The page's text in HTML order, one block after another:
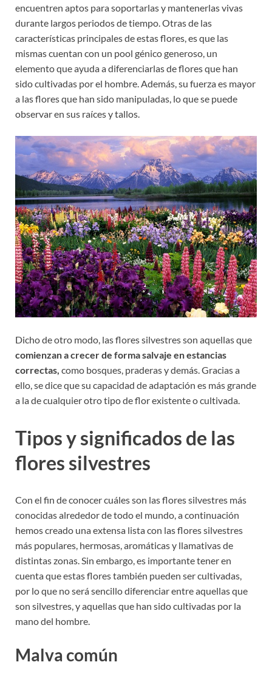
encuentren aptos para soportarlas y mantenerlas vivas
durante largos periodos de tiempo. Otras de las
características principales de estas flores, es que las
mismas cuentan con un pool génico generoso, un
elemento que ayuda a diferenciarlas de flores que han
sido cultivadas por el hombre. Además, su fuerza es mayor
a las flores que han sido manipuladas, lo que se puede
observar en sus raíces y tallos.
Dicho de otro modo, las flores silvestres son aquellas que
comienzan a crecer de forma salvaje en estancias
correctas, como bosques, praderas y demás. Gracias a
ello, se dice que su capacidad de adaptación es más grande
a la de cualquier otro tipo de flor existente o cultivada.
Tipos y significados de las
flores silvestres
Con el fin de conocer cuáles son las flores silvestres más
conocidas alrededor de todo el mundo, a continuación
hemos creado una extensa lista con las flores silvestres
más populares, hermosas, aromáticas y llamativas de
distintas zonas. Sin embargo, es importante tener en
cuenta que estas flores también pueden ser cultivadas,
por lo que no será sencillo diferenciar entre aquellas que
son silvestres, y aquellas que han sido cultivadas por la
mano del hombre.
Malva común